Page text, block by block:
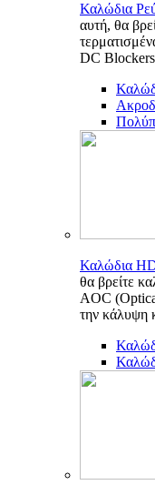
Καλώδια
αυτή, θα
DC
Καλώδια
θα βρείτε
AOC
την κάλυψη